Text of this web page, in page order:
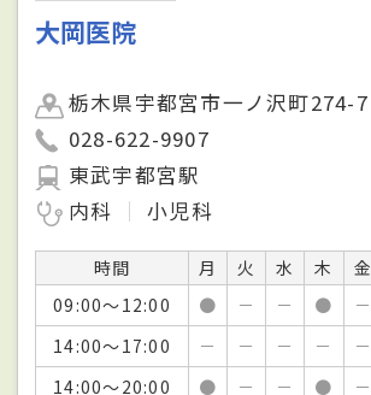
大岡医院
栃木県宇都宮市一ノ沢町274-7
028-622-9907
東武宇都宮駅
内科
小児科
時間 月 火 水 木 金
09:00～12:00
● － － ● －
14:00～17:00
－ － － － －
14:00～20:00
● － － ● －